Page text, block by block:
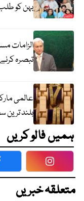
بہن کو طلب
الزامات
تبصرہ
بلند ترین
ہمیں فالو کریں
متعلقہ خبریں